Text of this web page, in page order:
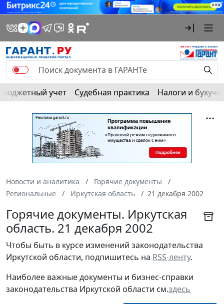
Бюджетный учет Судебная практика Налоги и
Новости и аналитика
Горячие документы
Региональные
Иркутская область 21 декабря 2002
Горячие документы. Иркутская
область. 21 декабря 2002
Чтобы быть в курсе изменений законодательства
Иркутской области, подпишитесь на RSS-ленту.
Наиболее важные документы и бизнес-справки
законодательства Иркутской области см.здесь